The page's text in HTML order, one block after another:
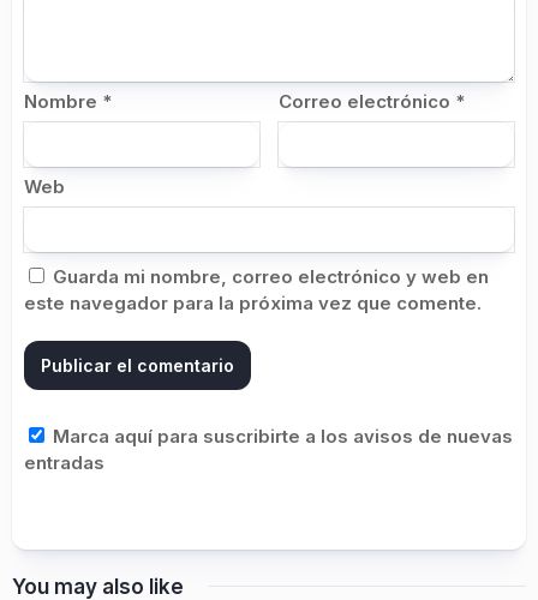
Nombre * Correo electrónico *
Web
Guarda mi nombre, correo electrónico y web en
este navegador para la próxima vez que comente.
Marca aquí para suscribirte a los avisos de nuevas
entradas
You may also like